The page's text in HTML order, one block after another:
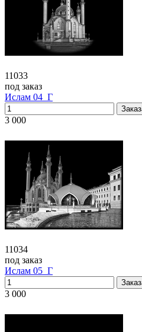
11033
под заказ
Ислам 04_Г
3 000
11034
под заказ
Ислам 05_Г
3 000